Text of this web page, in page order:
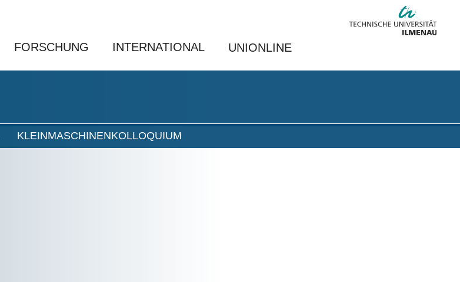
FORSCHUNG INTERNATIONAL UNIONLINE
KLEINMASCHINENKOLLOQUIUM